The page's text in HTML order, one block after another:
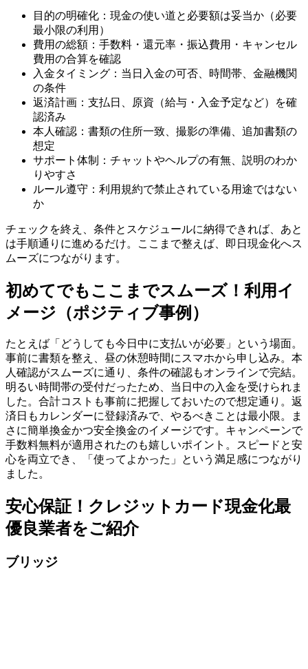
目的の明確化：現金の使い道と必要額は妥当か（必要
最小限の利用）
費用の総額：手数料・還元率・振込費用・キャンセル
費用の合算を確認
入金タイミング：当日入金の可否、時間帯、金融機関
の条件
返済計画：支払日、原資（給与・入金予定など）を確
認済み
本人確認：書類の住所一致、撮影の準備、追加書類の
想定
サポート体制：チャットやヘルプの有無、説明のわか
りやすさ
ルール遵守：利用規約で禁止されている用途ではない
か
チェックを終え、条件とスケジュールに納得できれば、あと
は手順通りに進めるだけ。ここまで整えば、即日現金化へス
ムーズにつながります。
初めてでもここまでスムーズ！利用イ
メージ（ポジティブ事例）
たとえば「どうしても今日中に支払いが必要」という場面。
事前に書類を整え、昼の休憩時間にスマホから申し込み。本
人確認がスムーズに通り、条件の確認もオンラインで完結。
明るい時間帯の受付だったため、当日中の入金を受けられま
した。合計コストも事前に把握しておいたので想定通り。返
済日もカレンダーに登録済みで、やるべきことは最小限。ま
さに簡単換金かつ安全換金のイメージです。キャンペーンで
手数料無料が適用されたのも嬉しいポイント。スピードと安
心を両立でき、「使ってよかった」という満足感につながり
ました。
安心保証！クレジットカード現金化最
優良業者をご紹介
ブリッジ